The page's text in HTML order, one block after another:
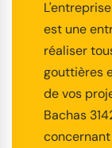
est une
réaliser
gouttières
de vos
Bachas